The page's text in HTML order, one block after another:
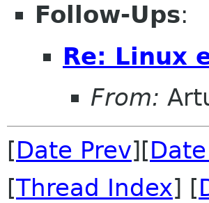
Follow-Ups:
Re: Linux
From:
[Date Prev][
[Thread Index] [